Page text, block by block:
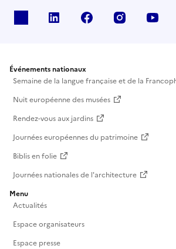
Linkedin Facebook Instagram
Événements nationaux
Semaine de la langue française et de la
Nuit européenne des musées
Rendez-vous aux jardins
Journées européennes du patrimoine
Biblis en folie
Journées nationales de l'architecture
Menu
Actualités
Espace organisateurs
Espace presse